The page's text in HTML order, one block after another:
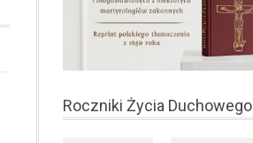
Roczniki Życia Duchowego